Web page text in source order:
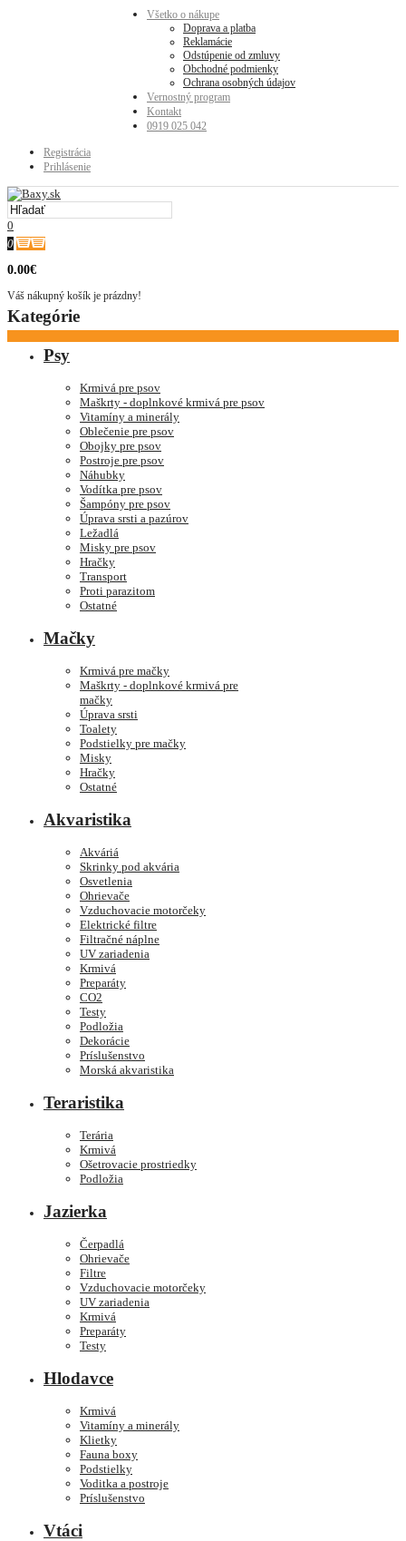
Všetko o nákupe
Doprava a platba
Reklamácie
Odstúpenie od zmluvy
Obchodné podmienky
Ochrana osobných údajov
Vernostný program
Kontakt
0919 025 042
Registrácia
Prihlásenie
0
0
0.00€
Váš nákupný košík je prázdny!
Kategórie
Psy
Krmivá pre psov
Maškrty - doplnkové krmivá pre psov
Vitamíny a minerály
Oblečenie pre psov
Obojky pre psov
Postroje pre psov
Náhubky
Vodítka pre psov
Šampóny pre psov
Úprava srsti a pazúrov
Ležadlá
Misky pre psov
Hračky
Transport
Proti parazitom
Ostatné
Mačky
Krmivá pre mačky
Maškrty - doplnkové krmivá pre
mačky
Úprava srsti
Toalety
Podstielky pre mačky
Misky
Hračky
Ostatné
Akvaristika
Akváriá
Skrinky pod akvária
Osvetlenia
Ohrievače
Vzduchovacie motorčeky
Elektrické filtre
Filtračné náplne
UV zariadenia
Krmivá
Preparáty
CO2
Testy
Podložia
Dekorácie
Príslušenstvo
Morská akvaristika
Teraristika
Terária
Krmivá
Ošetrovacie prostriedky
Podložia
Jazierka
Čerpadlá
Ohrievače
Filtre
Vzduchovacie motorčeky
UV zariadenia
Krmivá
Preparáty
Testy
Hlodavce
Krmivá
Vitamíny a minerály
Klietky
Fauna boxy
Podstielky
Voditka a postroje
Príslušenstvo
Vtáci